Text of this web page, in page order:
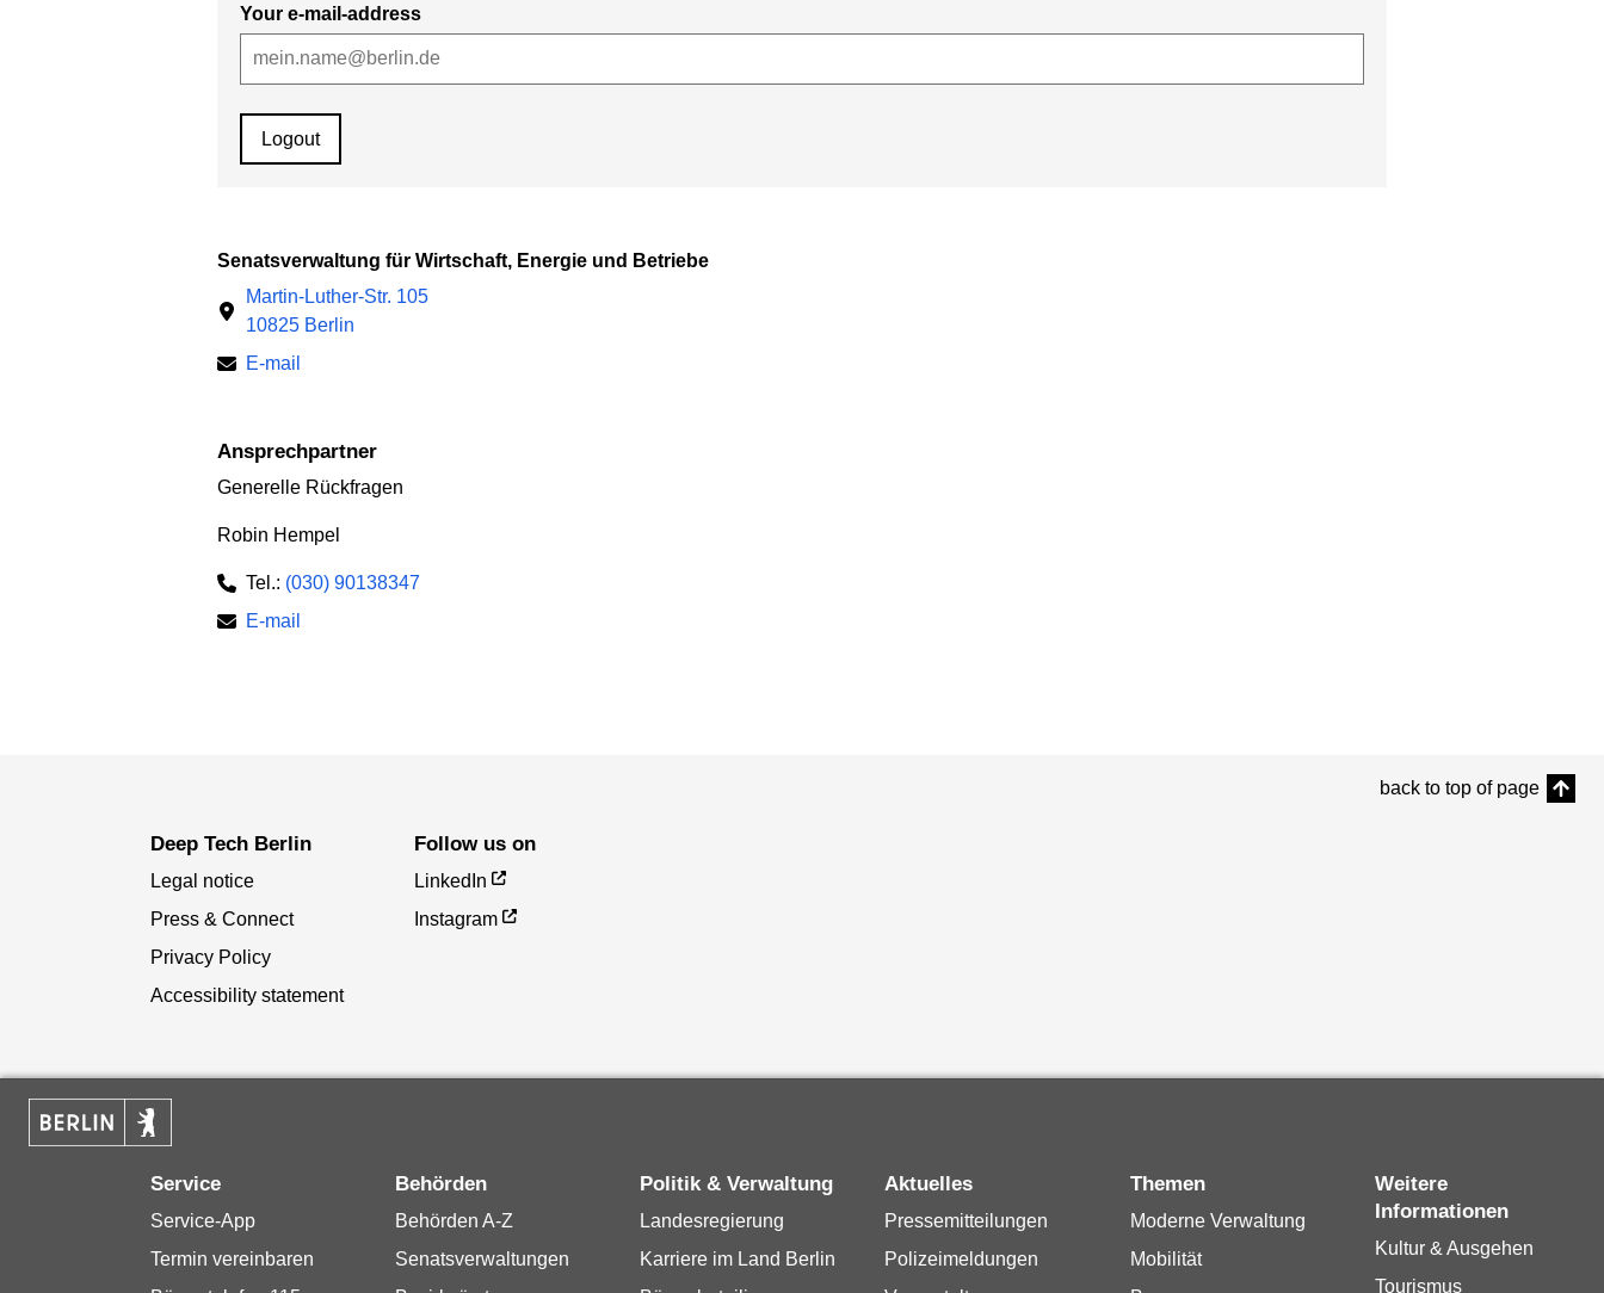
Your e-mail-address
Senatsverwaltung für Wirtschaft, Energie und Betriebe
Martin-Luther-Str. 105
10825 Berlin
E-mail
Ansprechpartner
Generelle Rückfragen
Robin Hempel
Tel.: (030) 90138347
E-mail
back to top of page
Deep Tech Berlin
Legal notice
Press & Connect
Privacy Policy
Accessibility statement
Follow us on
LinkedIn
Instagram
Service
Service-App
Termin vereinbaren
Behörden
Behörden A-Z
Senatsverwaltungen
Politik & Verwaltung
Landesregierung
Karriere im Land Berlin
Aktuelles
Pressemitteilungen
Polizeimeldungen
Themen
Moderne Verwaltung
Mobilität
Weitere
Informationen
Kultur & Ausgehen
Tourismus